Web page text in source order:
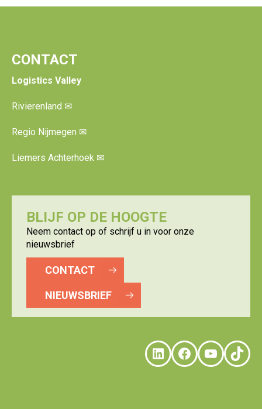
CONTACT
Logistics Valley
Rivierenland ✉
Regio Nijmegen ✉
Liemers Achterhoek ✉
BLIJF OP DE HOOGTE
Neem contact op of schrijf u in voor onze
nieuwsbrief
CONTACT
NIEUWSBRIEF
LinkedIn
Facebook